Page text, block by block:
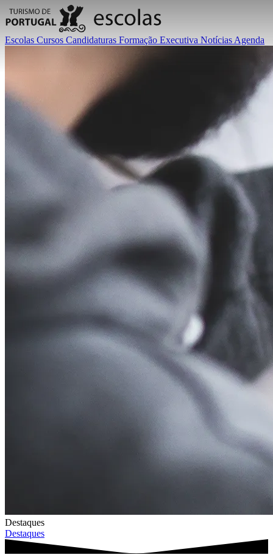
Escolas Cursos Candidaturas Formação Executiva Notícias Agenda
Destaques
Destaques